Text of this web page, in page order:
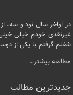
در اواخر سال نود و
غیرنقدی خودم خیلی
شغلم گرفتم با یکی از
مطالعه بیشتر…
جدیدترین مطالب